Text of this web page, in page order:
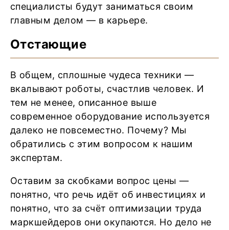
специалисты будут заниматься своим
главным делом — в карьере.
Отстающие
В общем, сплошные чудеса техники —
вкалывают роботы, счастлив человек. И
тем не менее, описанное выше
современное оборудование используется
далеко не повсеместно. Почему? Мы
обратились с этим вопросом к нашим
экспертам.
Оставим за скобками вопрос цены —
понятно, что речь идёт об инвестициях и
понятно, что за счёт оптимизации труда
маркшейдеров они окупаются. Но дело не